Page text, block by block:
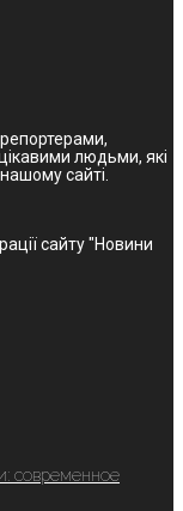
репортерами,
людьми, які
сайті.
сайту "Новини
современное